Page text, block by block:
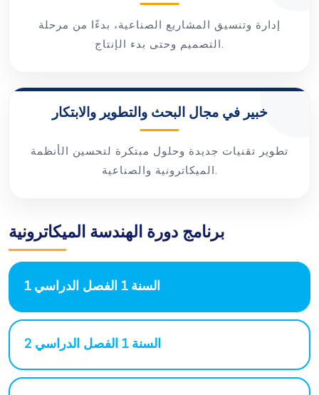
إدارة وتنسيق المشاريع الصناعية، بدءًا من مرحلة
التصميم وحتى بدء الإنتاج.
خبير في مجال البحث والتطوير والابتكار
تطوير تقنيات جديدة وحلول مبتكرة لتحسين الأنظمة
الميكاترونية والصناعية.
برنامج دورة الهندسة الميكاترونية
السنة 1 الفصل الدراسي 1
السنة 1 الفصل الدراسي 2